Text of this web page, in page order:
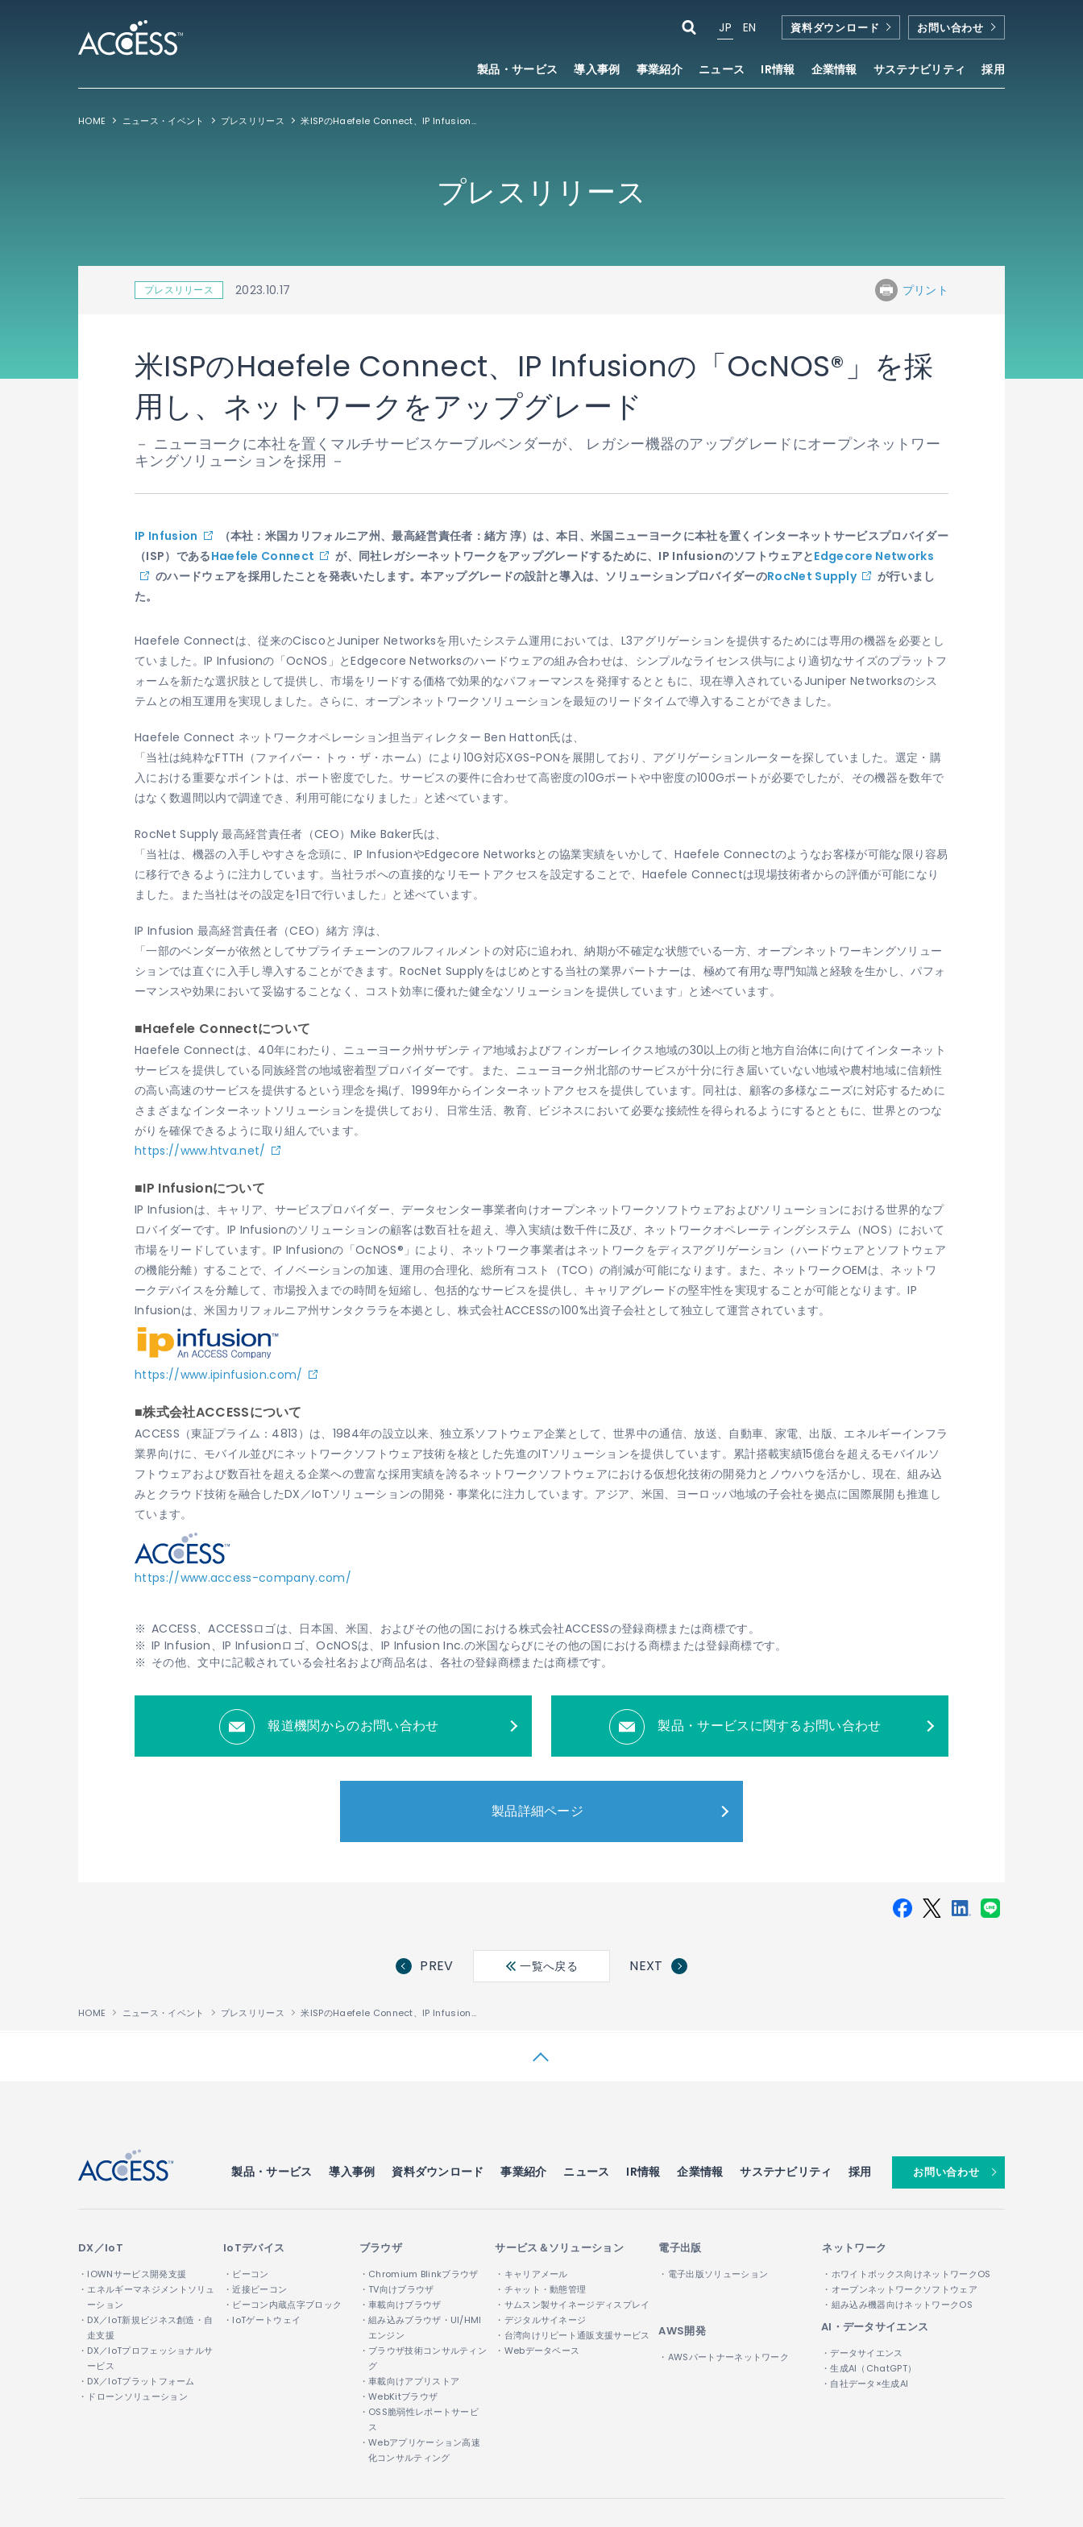
製品・サービス 導入事例 事業紹介 ニュース IR情報 企業情報 サステナビリティ 採用
JP EN 資料ダウンロード お問い合わせ
HOME ニュース・イベント プレスリリース 米ISPのHaefele Connect、IP Infusionの「OcNOS®」を採用し、ネットワークをアップグレード
プレスリリース
プレスリリース 2023.10.17 プリント
米ISPのHaefele Connect、IP Infusionの「OcNOS®」を採
用し、ネットワークをアップグレード
－ ニューヨークに本社を置くマルチサービスケーブルベンダーが、 レガシー機器のアップグレードにオープンネットワー
キングソリューションを採用 －
IP Infusion
（本社：米国カリフォルニア州、最高経営責任者：緒方 淳）は、本日、米国ニューヨークに本社を置くインターネットサービスプロバイダー
（ISP）であるHaefele Connect が、同社レガシーネットワークをアップグレードするために、IP InfusionのソフトウェアとEdgecore Networks
のハードウェアを採用したことを発表いたします。本アップグレードの設計と導入は、ソリューションプロバイダーのRocNet Supply
が行いまし
た。
Haefele Connectは、従来のCiscoとJuniper Networksを用いたシステム運用においては、L3アグリゲーションを提供するためには専用の機器を必要とし
ていました。IP Infusionの「OcNOS」とEdgecore Networksのハードウェアの組み合わせは、シンプルなライセンス供与により適切なサイズのプラットフ
ォームを新たな選択肢として提供し、市場をリードする価格で効果的なパフォーマンスを発揮するとともに、現在導入されているJuniper Networksのシス
テムとの相互運用を実現しました。さらに、オープンネットワークソリューションを最短のリードタイムで導入することができました。
Haefele Connect ネットワークオペレーション担当ディレクター Ben Hatton氏は、
「当社は純粋なFTTH（ファイバー・トゥ・ザ・ホーム）により10G対応XGS-PONを展開しており、アグリゲーションルーターを探していました。選定・購
入における重要なポイントは、ポート密度でした。サービスの要件に合わせて高密度の10Gポートや中密度の100Gポートが必要でしたが、その機器を数年で
はなく数週間以内で調達でき、利用可能になりました」と述べています。
RocNet Supply 最高経営責任者（CEO）Mike Baker氏は、
「当社は、機器の入手しやすさを念頭に、IP InfusionやEdgecore Networksとの協業実績をいかして、Haefele Connectのようなお客様が可能な限り容易
に移行できるように注力しています。当社ラボへの直接的なリモートアクセスを設定することで、Haefele Connectは現場技術者からの評価が可能になり
ました。また当社はその設定を1日で行いました」と述べています。
IP Infusion 最高経営責任者（CEO）緒方 淳は、
「一部のベンダーが依然としてサプライチェーンのフルフィルメントの対応に追われ、納期が不確定な状態でいる一方、オープンネットワーキングソリュー
ションでは直ぐに入手し導入することができます。RocNet Supplyをはじめとする当社の業界パートナーは、極めて有用な専門知識と経験を生かし、パフォ
ーマンスや効果において妥協することなく、コスト効率に優れた健全なソリューションを提供しています」と述べています。
■Haefele Connectについて
Haefele Connectは、40年にわたり、ニューヨーク州サザンティア地域およびフィンガーレイクス地域の30以上の街と地方自治体に向けてインターネット
サービスを提供している同族経営の地域密着型プロバイダーです。また、ニューヨーク州北部のサービスが十分に行き届いていない地域や農村地域に信頼性
の高い高速のサービスを提供するという理念を掲げ、1999年からインターネットアクセスを提供しています。同社は、顧客の多様なニーズに対応するために
さまざまなインターネットソリューションを提供しており、日常生活、教育、ビジネスにおいて必要な接続性を得られるようにするとともに、世界とのつな
がりを確保できるように取り組んでいます。
https://www.htva.net/
■IP Infusionについて
IP Infusionは、キャリア、サービスプロバイダー、データセンター事業者向けオープンネットワークソフトウェアおよびソリューションにおける世界的なプ
ロバイダーです。IP Infusionのソリューションの顧客は数百社を超え、導入実績は数千件に及び、ネットワークオペレーティングシステム（NOS）において
市場をリードしています。IP Infusionの「OcNOS®」により、ネットワーク事業者はネットワークをディスアグリゲーション（ハードウェアとソフトウェア
の機能分離）することで、イノベーションの加速、運用の合理化、総所有コスト（TCO）の削減が可能になります。また、ネットワークOEMは、ネットワ
ークデバイスを分離して、市場投入までの時間を短縮し、包括的なサービスを提供し、キャリアグレードの堅牢性を実現することが可能となります。IP
Infusionは、米国カリフォルニア州サンタクララを本拠とし、株式会社ACCESSの100%出資子会社として独立して運営されています。
https://www.ipinfusion.com/
■株式会社ACCESSについて
ACCESS（東証プライム：4813）は、1984年の設立以来、独立系ソフトウェア企業として、世界中の通信、放送、自動車、家電、出版、エネルギーインフラ
業界向けに、モバイル並びにネットワークソフトウェア技術を核とした先進のITソリューションを提供しています。累計搭載実績15億台を超えるモバイルソ
フトウェアおよび数百社を超える企業への豊富な採用実績を誇るネットワークソフトウェアにおける仮想化技術の開発力とノウハウを活かし、現在、組み込
みとクラウド技術を融合したDX／IoTソリューションの開発・事業化に注力しています。アジア、米国、ヨーロッパ地域の子会社を拠点に国際展開も推進し
ています。
https://www.access-company.com/
ACCESS、ACCESSロゴは、日本国、米国、およびその他の国における株式会社ACCESSの登録商標または商標です。
IP Infusion、IP Infusionロゴ、OcNOSは、IP Infusion Inc.の米国ならびにその他の国における商標または登録商標です。
その他、文中に記載されている会社名および商品名は、各社の登録商標または商標です。
報道機関からのお問い合わせ 製品・サービスに関するお問い合わせ
製品詳細ページ
PREV 一覧へ戻る NEXT
HOME ニュース・イベント プレスリリース 米ISPのHaefele Connect、IP Infusionの「OcNOS®」を採用し、ネットワークをアップグレード
製品・サービス 導入事例 資料ダウンロード 事業紹介 ニュース IR情報 企業情報 サステナビリティ 採用 お問い合わせ
DX／IoT
・IOWNサービス開発支援
・エネルギーマネジメントソリュ
ーション
・DX／IoT新規ビジネス創造・自
走支援
・DX／IoTプロフェッショナルサ
ービス
・DX／IoTプラットフォーム
・ドローンソリューション
IoTデバイス
・ビーコン
・近接ビーコン
・ビーコン内蔵点字ブロック
・IoTゲートウェイ
ブラウザ
・Chromium Blinkブラウザ
・TV向けブラウザ
・車載向けブラウザ
・組み込みブラウザ・UI/HMI
エンジン
・ブラウザ技術コンサルティン
グ
・車載向けアプリストア
・WebKitブラウザ
・OSS脆弱性レポートサービ
ス
・Webアプリケーション高速
化コンサルティング
サービス＆ソリューション
・キャリアメール
・チャット・動態管理
・サムスン製サイネージディスプレイ
・デジタルサイネージ
・台湾向けリピート通販支援サービス
・Webデータベース
電子出版
・電子出版ソリューション
ネットワーク
・ホワイトボックス向けネットワークOS
・オープンネットワークソフトウェア
・組み込み機器向けネットワークOS
AWS開発
・AWSパートナーネットワーク
AI・データサイエンス
・データサイエンス
・生成AI（ChatGPT）
・自社データ×生成AI